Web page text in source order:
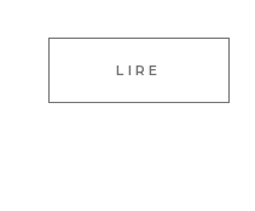
LIRE